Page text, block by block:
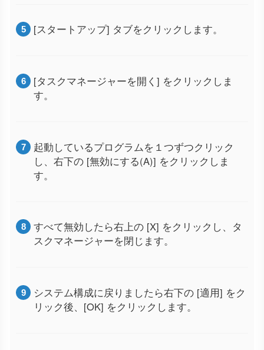
[スタートアップ] タブをクリックします。
[タスクマネージャーを開く] をクリックしま
す。
起動しているプログラムを１つずつクリック
し、右下の [無効にする(A)] をクリックしま
す。
すべて無効したら右上の [X] をクリックし、タ
スクマネージャーを閉じます。
システム構成に戻りましたら右下の [適用] をク
リック後、[OK] をクリックします。